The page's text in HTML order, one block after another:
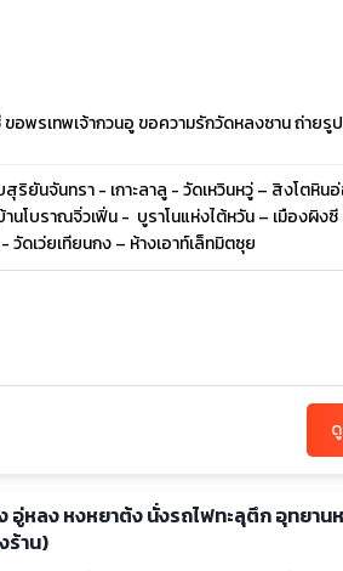
พรเทพเจ้ากวนอู ขอความรักวัดหลงซาน ถ่ายรูป
ริยันจันทรา - เกาะลาลู - วัดเหวินหวู่ – สิงโตหิ
นโบราณจิ่วเฟิ่น - บูราโนแห่งไต้หวัน – เมืองผิง
ดเว่ยเทียนกง – ห้างเอาท์เล็ทมิตซุย
อู่หลง หงหยาต้ง นั่งรถไฟทะลุตึก อุทยาน
ร้าน)